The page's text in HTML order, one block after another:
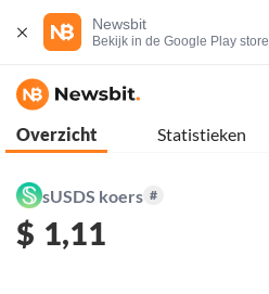
Newsbit
Bekijk in de Google Play store
Overzicht Statistieken
sUSDS koers #
$ 1,11